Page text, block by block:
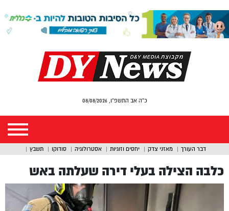
כ"ה אב התשפ"ו, 08/08/2026
דבר העורך מאזני צדק יחסים וזוגיות אסטרולוגיה סודוקו תשבץ
כלבה הצילה בעלי דירה שעלתה באש